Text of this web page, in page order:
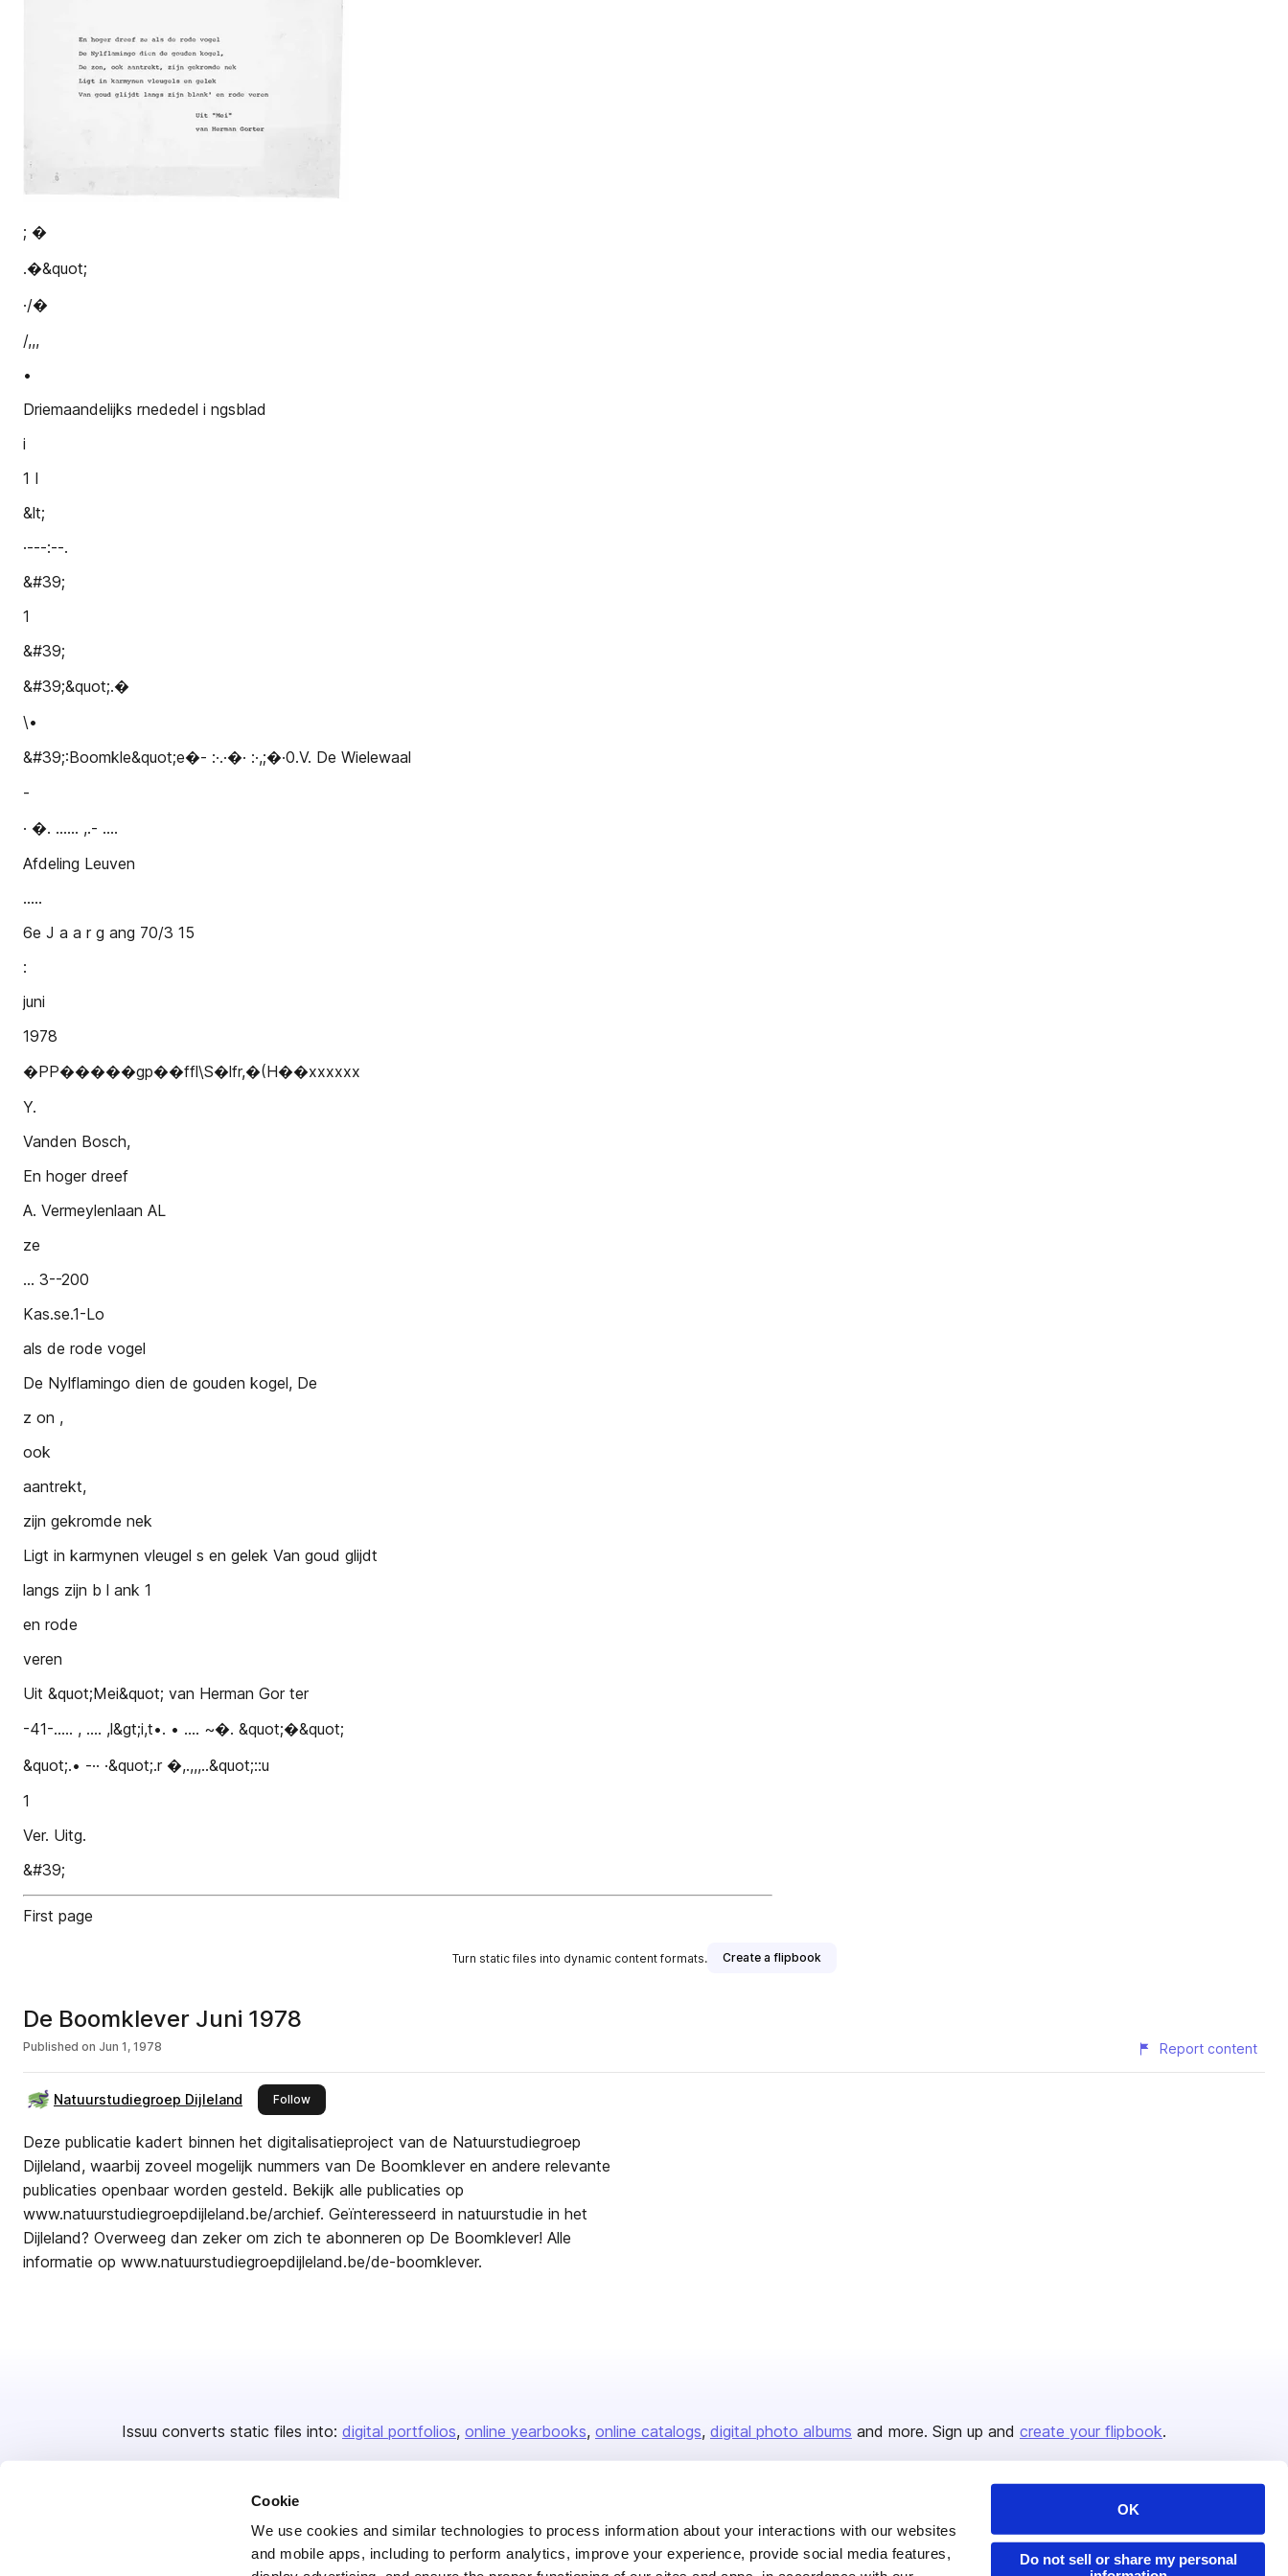
Cookie
We use cookies and similar technologies to process information about your interactions with our websites
and mobile apps, including to perform analytics, improve your experience, provide social media features,
OK
Do not sell or share my personal
; �
.�&quot;­
·/�
/,,,
•
Driemaandelijks rnededel i ngsblad
i
1 I
&lt;
·---:--.
&#39;
1
&#39;
&#39;&quot;.�
\•
&#39;:Boomkle&quot;e�- :·.·�· :·,;�·0.V. De Wielewaal
-
· �. ...... ,.- ....
Afdeling Leuven
.....
6e J a a r g ang 70/3 15
:
juni
1978
�PP�����gp��ffl\S�lfr,�(H��xxxxxx
Y.
Vanden Bosch,
En hoger dreef
A. Vermeylenlaan AL
ze
... 3--200
Kas.se.1-Lo
als de rode vogel
De Nylflamingo dien de gouden kogel, De
z on ,
ook
aantrekt,
zijn gekromde nek
Ligt in karmynen vleugel s en gelek Van goud glijdt
langs zijn b l ank 1
en rode
veren
Uit &quot;Mei&quot; van Herman Gor ter
-41-..... , .... ,l&gt;i,t•. • .... ~�. &quot;�&quot;
&quot;.• -·· ·&quot;.r �,.,,,..&quot;::u
1
Ver. Uitg.
&#39;
First page
Turn static files into dynamic content formats. Create a flipbook
De Boomklever Juni 1978
Published on Jun 1, 1978 Report content
Natuurstudiegroep Dijleland Followthis publisher
Deze publicatie kadert binnen het digitalisatieproject van de Natuurstudiegroep
Dijleland, waarbij zoveel mogelijk nummers van De Boomklever en andere relevante
publicaties openbaar worden gesteld. Bekijk alle publicaties op
www.natuurstudiegroepdijleland.be/archief. Geïnteresseerd in natuurstudie in het
Dijleland? Overweeg dan zeker om zich te abonneren op De Boomklever! Alle
informatie op www.natuurstudiegroepdijleland.be/de-boomklever.
Issuu converts static files into: digital portfolios online yearbooks online catalogs digital photo albums and more. Sign up and create your flipbook.
Company
About us
Issuu Platform
Content Types Developers